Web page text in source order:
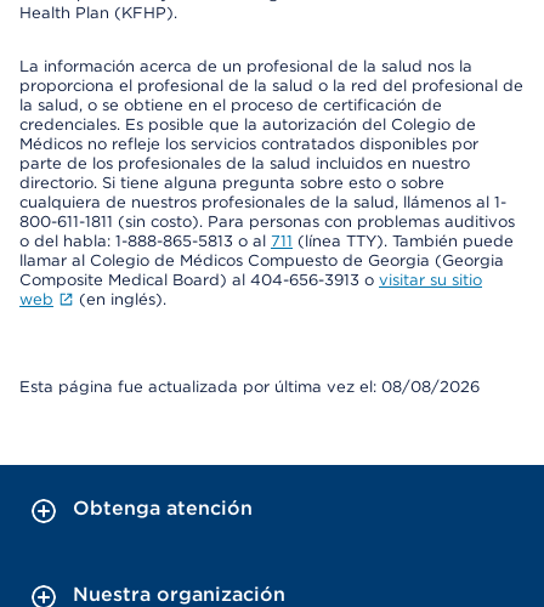
Health Plan (KFHP).
La información acerca de un profesional de la salud nos la
proporciona el profesional de la salud o la red del profesional de
la salud, o se obtiene en el proceso de certificación de
credenciales. Es posible que la autorización del Colegio de
Médicos no refleje los servicios contratados disponibles por
parte de los profesionales de la salud incluidos en nuestro
directorio. Si tiene alguna pregunta sobre esto o sobre
cualquiera de nuestros profesionales de la salud, llámenos al 1-
800-611-1811 (sin costo). Para personas con problemas auditivos
o del habla: 1-888-865-5813 o al 711 (línea TTY). También puede
llamar al Colegio de Médicos Compuesto de Georgia (Georgia
Composite Medical Board) al 404-656-3913 o visitar su sitio
web
(en inglés).
Esta página fue actualizada por última vez el: 08/08/2026
Obtenga atención
Nuestra organización